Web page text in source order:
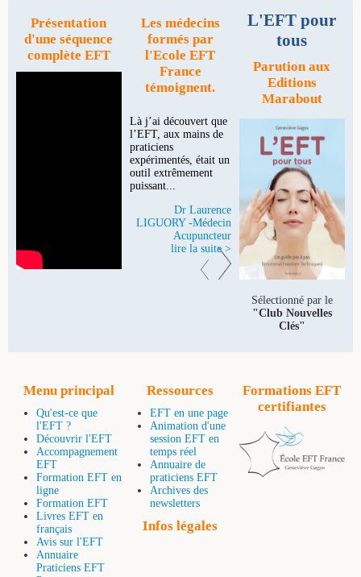
Présentation
d'une séquence
complète EFT
Les médecins
formés par
l'Ecole EFT
France
témoignent.
Là j’ai découvert que
l’EFT, aux mains de
praticiens
expérimentés, était un
outil extrêmement
puissant...
Dr Laurence
LIGUORY -Médecin
Acupuncteur
lire la suite >
L'EFT pour
tous
Parution aux
Editions
Marabout
Sélectionné par le
"Club Nouvelles
Clés"
Menu principal
Qu'est-ce que
l'EFT ?
Découvrir l'EFT
Accompagnement
EFT
Formation EFT en
ligne
Formation EFT
Livres EFT en
français
Avis sur l'EFT
Annuaire
Praticiens EFT
Ressources
EFT en une page
Animation d'une
session EFT en
temps réel
Annuaire de
praticiens EFT
Archives des
newsletters
Infos légales
Formations EFT
certifiantes